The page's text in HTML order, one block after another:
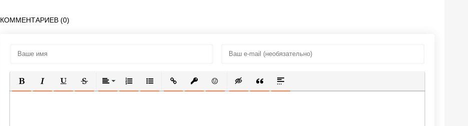
КОММЕНТАРИЕВ (0)
ПОЛУЖИРНЫЙ
КУРСИВПОДЧЕРКНУТЫЙ
ЗАЧЕРКНУТЫЙВЫРАВНИВАНИЕ
НУМЕРОВАННЫЙ СПИСОК
МАРКИРОВАННЫЙ СПИСОК
ВСТАВИТЬ ССЫЛКУ
ВСТАВИТЬ ЗАЩИЩЕННУЮ ССЫЛКУ
ВСТАВИТЬ СМАЙЛИК
ВСТАВКА СКРЫТОГО ТЕКСТА
ВСТАВКА ЦИТАТЫ
ВСТАВКА СПОЙЛЕРА